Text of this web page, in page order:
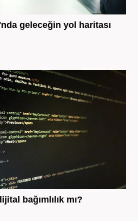
geleceğin yol haritası
bağımlılık mı?